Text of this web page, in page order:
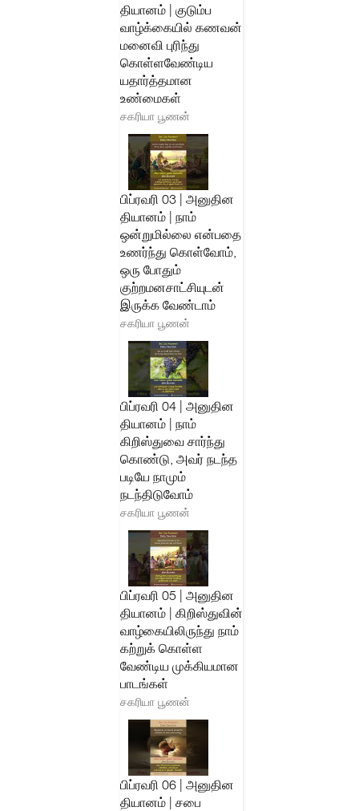
தியானம் | குடும்ப
வாழ்க்கையில் கணவன்
மனைவி புரிந்து
கொள்ளவேண்டிய
யதார்த்தமான
உண்மைகள்
சகரியா பூணன்
பிப்ரவரி 03 | அனுதின
தியானம் | நாம்
ஒன்றுமில்லை என்பதை
உணர்ந்து கொள்வோம்,
ஒரு போதும்
குற்றமனசாட்சியுடன்
இருக்க வேண்டாம்
சகரியா பூணன்
பிப்ரவரி 04 | அனுதின
தியானம் | நாம்
கிறிஸ்துவை சார்ந்து
கொண்டு, அவர் நடந்த
படியே நாமும்
நடந்திடுவோம்
சகரியா பூணன்
பிப்ரவரி 05 | அனுதின
தியானம் | கிறிஸ்துவின்
வாழ்கையிலிருந்து நாம்
கற்றுக் கொள்ள
வேண்டிய முக்கியமான
பாடங்கள்
சகரியா பூணன்
பிப்ரவரி 06 | அனுதின
தியானம் | சபை